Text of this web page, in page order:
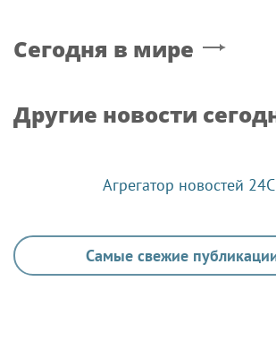
Сегодня в мире
Другие новости
Агрегатор новостей
Самые свежие